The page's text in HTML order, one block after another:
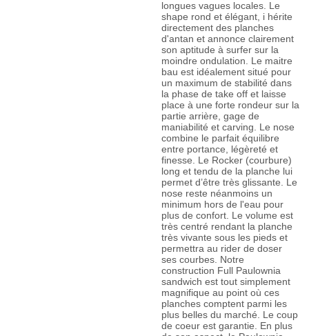
longues vagues locales. Le
shape rond et élégant, i hérite
directement des planches
d'antan et annonce clairement
son aptitude à surfer sur la
moindre ondulation. Le maitre
bau est idéalement situé pour
un maximum de stabilité dans
la phase de take off et laisse
place à une forte rondeur sur la
partie arrière, gage de
maniabilité et carving. Le nose
combine le parfait équilibre
entre portance, légèreté et
finesse. Le Rocker (courbure)
long et tendu de la planche lui
permet d’être très glissante. Le
nose reste néanmoins un
minimum hors de l'eau pour
plus de confort. Le volume est
très centré rendant la planche
très vivante sous les pieds et
permettra au rider de doser
ses courbes. Notre
construction Full Paulownia
sandwich est tout simplement
magnifique au point où ces
planches comptent parmi les
plus belles du marché. Le coup
de coeur est garantie. En plus